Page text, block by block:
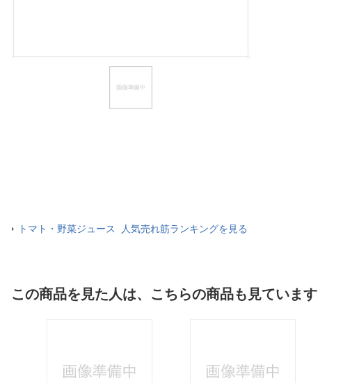
トマト・野菜ジュース 人気売れ筋ランキングを見る
この商品を見た人は、こちらの商品も見ています